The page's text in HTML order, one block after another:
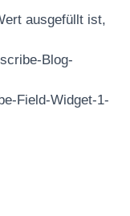
ausgefüllt ist,
Blog-
Field-Widget-1-